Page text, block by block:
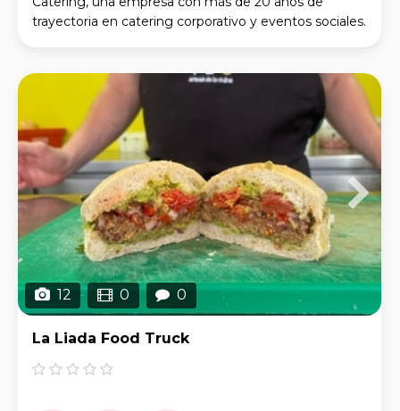
trayectoria en catering corporativo y eventos sociales.
12 0 0
La Liada Food Truck